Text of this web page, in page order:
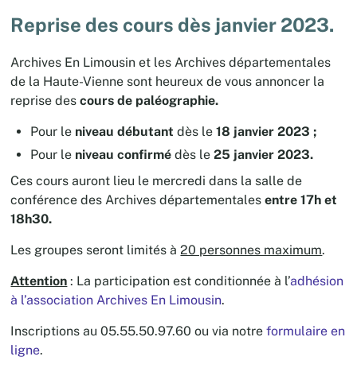
Reprise des cours dès janvier 2023.
Archives En Limousin et les Archives départementales
de la Haute-Vienne sont heureux de vous annoncer la
reprise descours de paléographie.
Pour le niveau débutant dès le18 janvier 2023 ;
Pour le niveau confirmé dès le 25 janvier 2023.
Ces cours auront lieu le mercredi dans la salle de
conférence des Archives départementalesentre 17h et
18h30.
Les groupes seront limités à20 personnes maximum.
Attention : La participation est conditionnée à l’adhésion
à l’association Archives En Limousin.
Inscriptions au 05.55.50.97.60 ou via notreformulaire en
ligne.